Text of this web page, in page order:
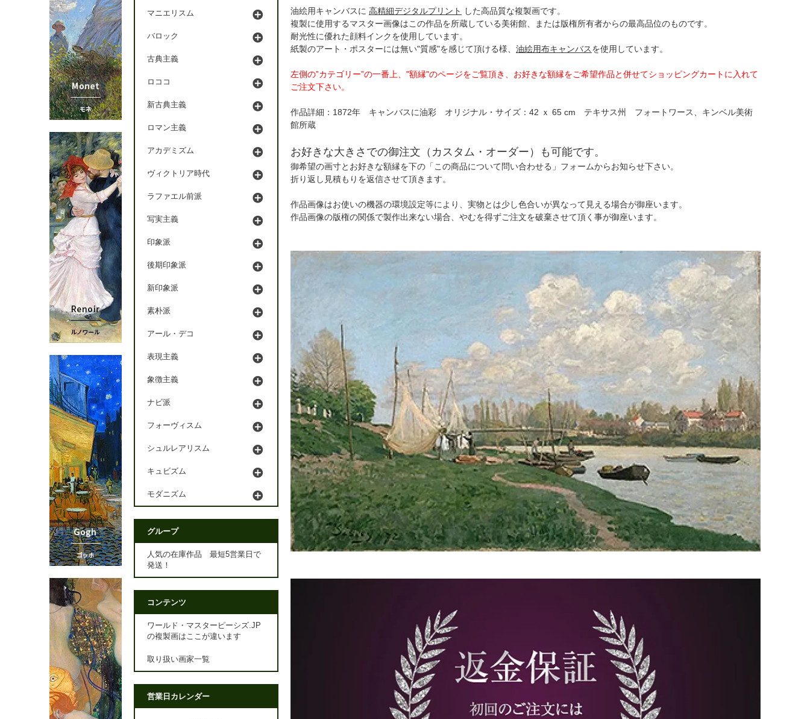
油絵用キャンバスに 高精細デジタルプリント
した高品質な複製画です。
複製に使用するマスター画像はこの作品を所蔵している美術館、または版権所有者からの最高品位のものです。
耐光性に優れた顔料インクを使用しています。
紙製のアート・ポスターには無い"質感"を感じて頂ける様、 油絵用布キャンバスを使用しています。
左側の”カテゴリー”の一番上、"額縁"のページをご覧頂き、お好きな額縁をご希望作品と併せてショッピングカートに入れて
ご注文下さい。
作品詳細：1872年 キャンバスに油彩 オリジナル・サイズ：42 ｘ 65 cm テキサス州 フォートワース、キンベル美術
館所蔵
お好きな大きさでの御注文（カスタム・オーダー）も可能です。
御希望の画寸とお好きな額縁を下の「この商品について問い合わせる」フォームからお知らせ下さい。
折り返し見積もりを返信させて頂きます。
作品画像はお使いの機器の環境設定等により、実物とは少し色合いが異なって見える場合が御座います。
作品画像の版権の関係で製作出来ない場合、やむを得ずご注文を破棄させて頂く事が御座います。
マニエリスム
バロック
古典主義
ロココ
新古典主義
ロマン主義
アカデミズム
ヴィクトリア時代
ラファエル前派
写実主義
印象派
後期印象派
新印象派
素朴派
アール・デコ
表現主義
象徴主義
ナビ派
フォーヴィスム
シュルレアリスム
キュビズム
モダニズム
グループ
人気の在庫作品 最短5営業日で
発送！
コンテンツ
ワールド・マスターピーシズ.JP
の複製画はここが違います
取り扱い画家一覧
営業日カレンダー